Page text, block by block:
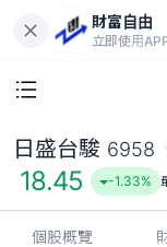
財富自由
立即使用
日盛台駿 6958
18.45 -1.33%
個股概覽